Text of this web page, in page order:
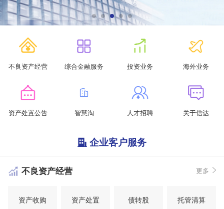
不良资产经营 综合金融服务 投资业务 海外业务
资产处置公告 智慧淘 人才招聘 关于信达
企业客户服务
不良资产经营 更多
资产收购 资产处置 债转股 托管清算